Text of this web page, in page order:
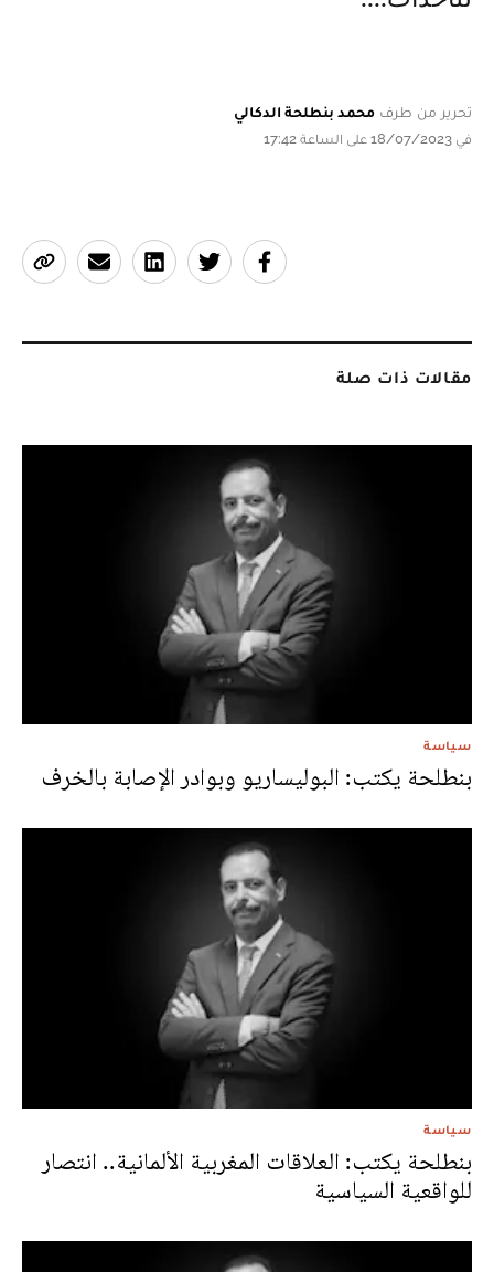
تحرير من طرف محمد بنطلحة الدكالي
في 18/07/2023 على الساعة 17:42
مقالات ذات صلة
سياسة
بنطلحة يكتب: البوليساريو وبوادر الإصابة بالخرف
سياسة
بنطلحة يكتب: العلاقات المغربية الألمانية.. انتصار
للواقعية السياسية